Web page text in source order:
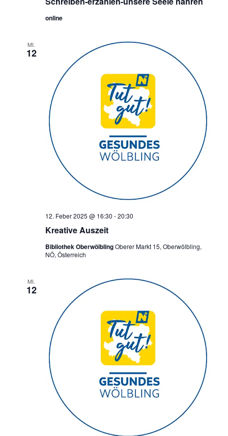
online
MI.
12
Kreative Auszeit
12. Feber 2025 @ 16:30 -20:30
Bibliothek OberwölblingOberer Markt 15, Oberwölbling,
NÖ, Österreich
MI.
12